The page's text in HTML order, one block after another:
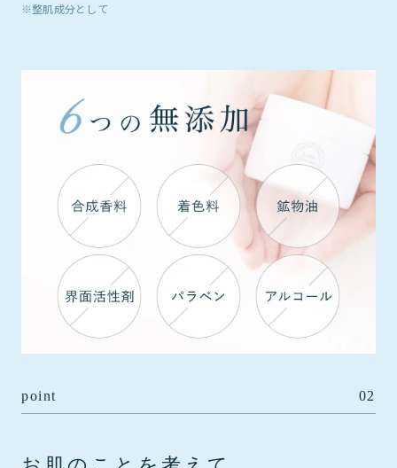
※整肌成分として
point 02